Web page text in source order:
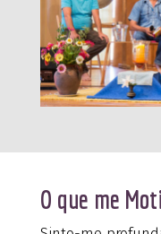
O que me